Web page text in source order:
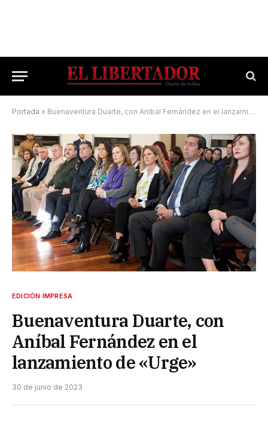
Portada » Buenaventura Duarte, con Aníbal Fernández en el lanzamiento de «Urge»
EDICIÓN IMPRESA
Buenaventura Duarte, con
Aníbal Fernández en el
lanzamiento de «Urge»
30 de junio de 2023